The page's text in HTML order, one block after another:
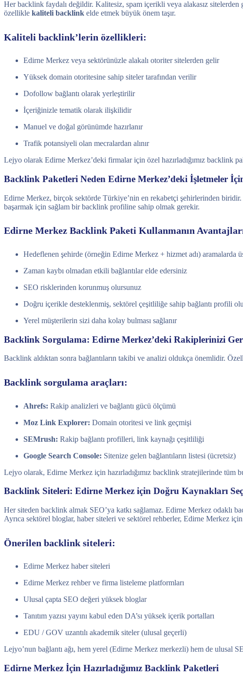
Her backlink faydalı değildir. Kalitesiz, spam içerikli veya alakasız
özellikle kaliteli backlink elde etmek büyük önem taşır.
Kaliteli backlink’lerin özellikleri:
Edirne Merkez veya sektörünüzle alakalı otoriter sitelerden gelir
Yüksek domain otoritesine sahip siteler tarafından verilir
Dofollow bağlantı olarak yerleştirilir
İçeriğinizle tematik olarak ilişkilidir
Manuel ve doğal görünümde hazırlanır
Trafik potansiyeli olan mecralardan alınır
Lejyo olarak Edirne Merkez’deki firmalar için özel hazırladığımız backlink
Backlink Paketleri Neden Edirne Merkez’deki İşletmeler
Edirne Merkez, birçok sektörde Türkiye’nin en rekabetçi şehirlerinden biridir.
başarmak için sağlam bir backlink profiline sahip olmak gerekir.
Edirne Merkez Backlink Paketi Kullanmanın
Hedeflenen şehirde (örneğin Edirne Merkez + hizmet adı) aramalarda üst
Zaman kaybı olmadan etkili bağlantılar elde edersiniz
SEO risklerinden korunmuş olursunuz
Doğru içerikle desteklenmiş, sektörel çeşitliliğe sahip bağlantı profili
Yerel müşterilerin sizi daha kolay bulması sağlanır
Backlink Sorgulama: Edirne Merkez’deki Rakiplerinizi
Backlink aldıktan sonra bağlantıların takibi ve analizi oldukça önemlidir.
Backlink sorgulama araçları:
Ahrefs: Rakip analizleri ve bağlantı gücü ölçümü
Moz Link Explorer: Domain otoritesi ve link geçmişi
SEMrush: Rakip bağlantı profilleri, link kaynağı çeşitliliği
Google Search Console: Sitenize gelen bağlantıların listesi (ücretsiz)
Lejyo olarak, Edirne Merkez için hazırladığımız backlink stratejilerinde tüm
Backlink Siteleri: Edirne Merkez için Doğru Kaynakları
Her siteden backlink almak SEO’ya katkı sağlamaz. Edirne Merkez odaklı
Ayrıca sektörel bloglar, haber siteleri ve sektörel rehberler, Edirne Merkez
Önerilen backlink siteleri:
Edirne Merkez haber siteleri
Edirne Merkez rehber ve firma listeleme platformları
Ulusal çapta SEO değeri yüksek bloglar
Tanıtım yazısı yayını kabul eden DA’sı yüksek içerik portalları
EDU / GOV uzantılı akademik siteler (ulusal geçerli)
Lejyo’nun bağlantı ağı, hem yerel (Edirne Merkez merkezli) hem de ulusal
Edirne Merkez İçin Hazırladığımız Backlink Paketleri